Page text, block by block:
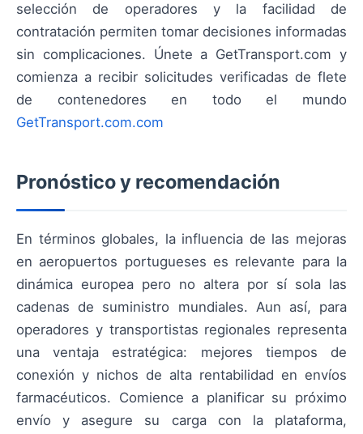
selección de operadores y la facilidad de
contratación permiten tomar decisiones informadas
sin complicaciones. Únete a GetTransport.com y
comienza a recibir solicitudes verificadas de flete
de contenedores en todo el mundo
GetTransport.com.com
Pronóstico y recomendación
En términos globales, la influencia de las mejoras
en aeropuertos portugueses es relevante para la
dinámica europea pero no altera por sí sola las
cadenas de suministro mundiales. Aun así, para
operadores y transportistas regionales representa
una ventaja estratégica: mejores tiempos de
conexión y nichos de alta rentabilidad en envíos
farmacéuticos. Comience a planificar su próximo
envío y asegure su carga con la plataforma,